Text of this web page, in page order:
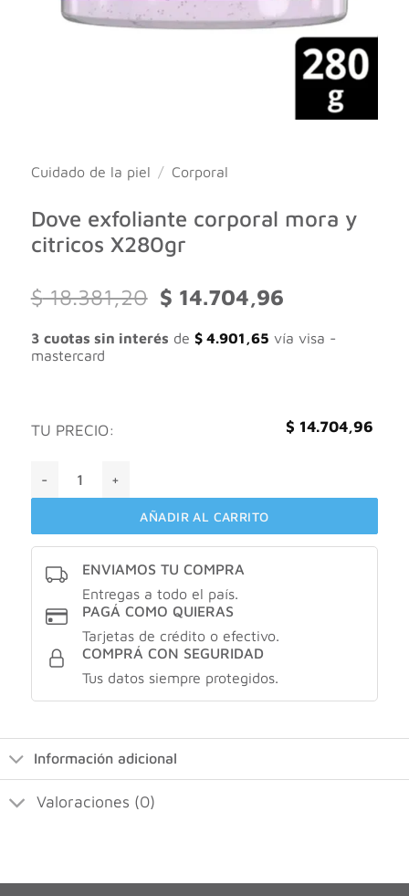
Cuidado de la piel / Corporal
Dove exfoliante corporal mora y
citricos X280gr
$18.381,20
El
precio
original
era:
$ 14.704,96El
precio
es:
3 cuotas sin interés de $4.901,65 vía visa -
mastercard
TU PRECIO: $ 14.704,96
AÑADIR AL CARRITO
ENVIAMOS TU COMPRA
Entregas a todo el país.
PAGÁ COMO QUIERAS
Tarjetas de crédito o efectivo.
COMPRÁ CON SEGURIDAD
Tus datos siempre protegidos.
Información adicional
Valoraciones (0)